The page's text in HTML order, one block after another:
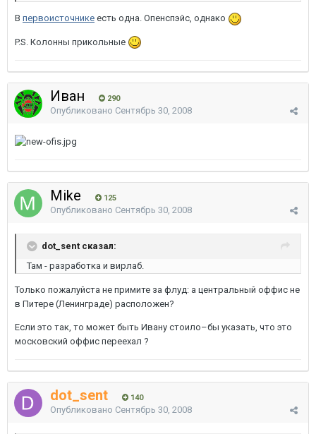
В первоисточнике есть одна. Опенспэйс, однако
P.S. Колонны прикольные
Иван 290
Опубликовано Сентябрь 30, 2008
Mike 125
Опубликовано Сентябрь 30, 2008
dot_sent сказал:
Там - разработка и вирлаб.
Только пожалуйста не примите за флуд: а центральный оффис не
в Питере (Ленинграде) расположен?
Если это так, то может быть Ивану стоило–бы указать, что это
московский оффис переехал ?
dot_sent 140
Опубликовано Сентябрь 30, 2008